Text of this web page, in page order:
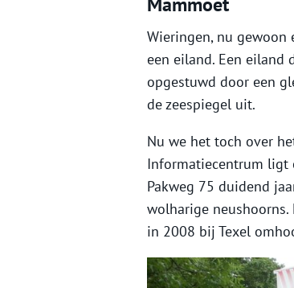
Wieringen, nu
een eiland. Een eiland
opgestuwd door een
de zeespiegel uit.
Nu we het toch over
Informatiecentrum ligt
Pakweg 75 duidend
wolharige
in 2008 bij Texel